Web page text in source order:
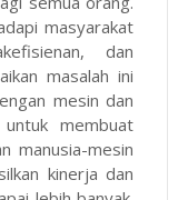
masyarakat
dan
masalah ini
mesin dan
untuk membuat
manusia-mesin
kinerja dan